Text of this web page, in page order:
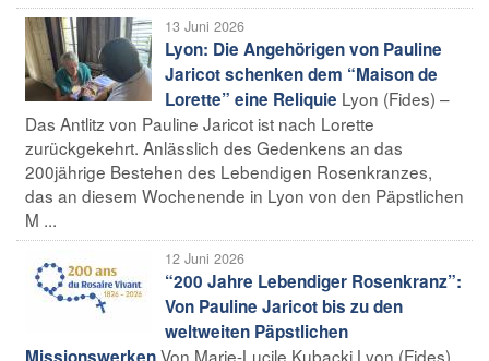
13 Juni 2026
Lyon: Die Angehörigen von Pauline
Jaricot schenken dem “Maison de
Lorette” eine Reliquie Lyon (Fides) –
Das Antlitz von Pauline Jaricot ist nach Lorette
zurückgekehrt. Anlässlich des Gedenkens an das
200jährige Bestehen des Lebendigen Rosenkranzes,
das an diesem Wochenende in Lyon von den Päpstlichen
M ...
12 Juni 2026
“200 Jahre Lebendiger Rosenkranz”:
Von Pauline Jaricot bis zu den
weltweiten Päpstlichen
Von Marie-Lucile Kubacki Lyon (Fides)